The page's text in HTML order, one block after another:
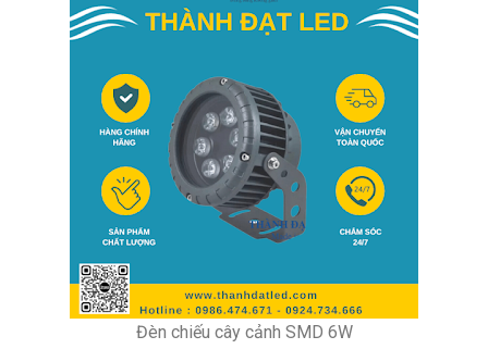
Đèn chiếu cây cảnh SMD 6W